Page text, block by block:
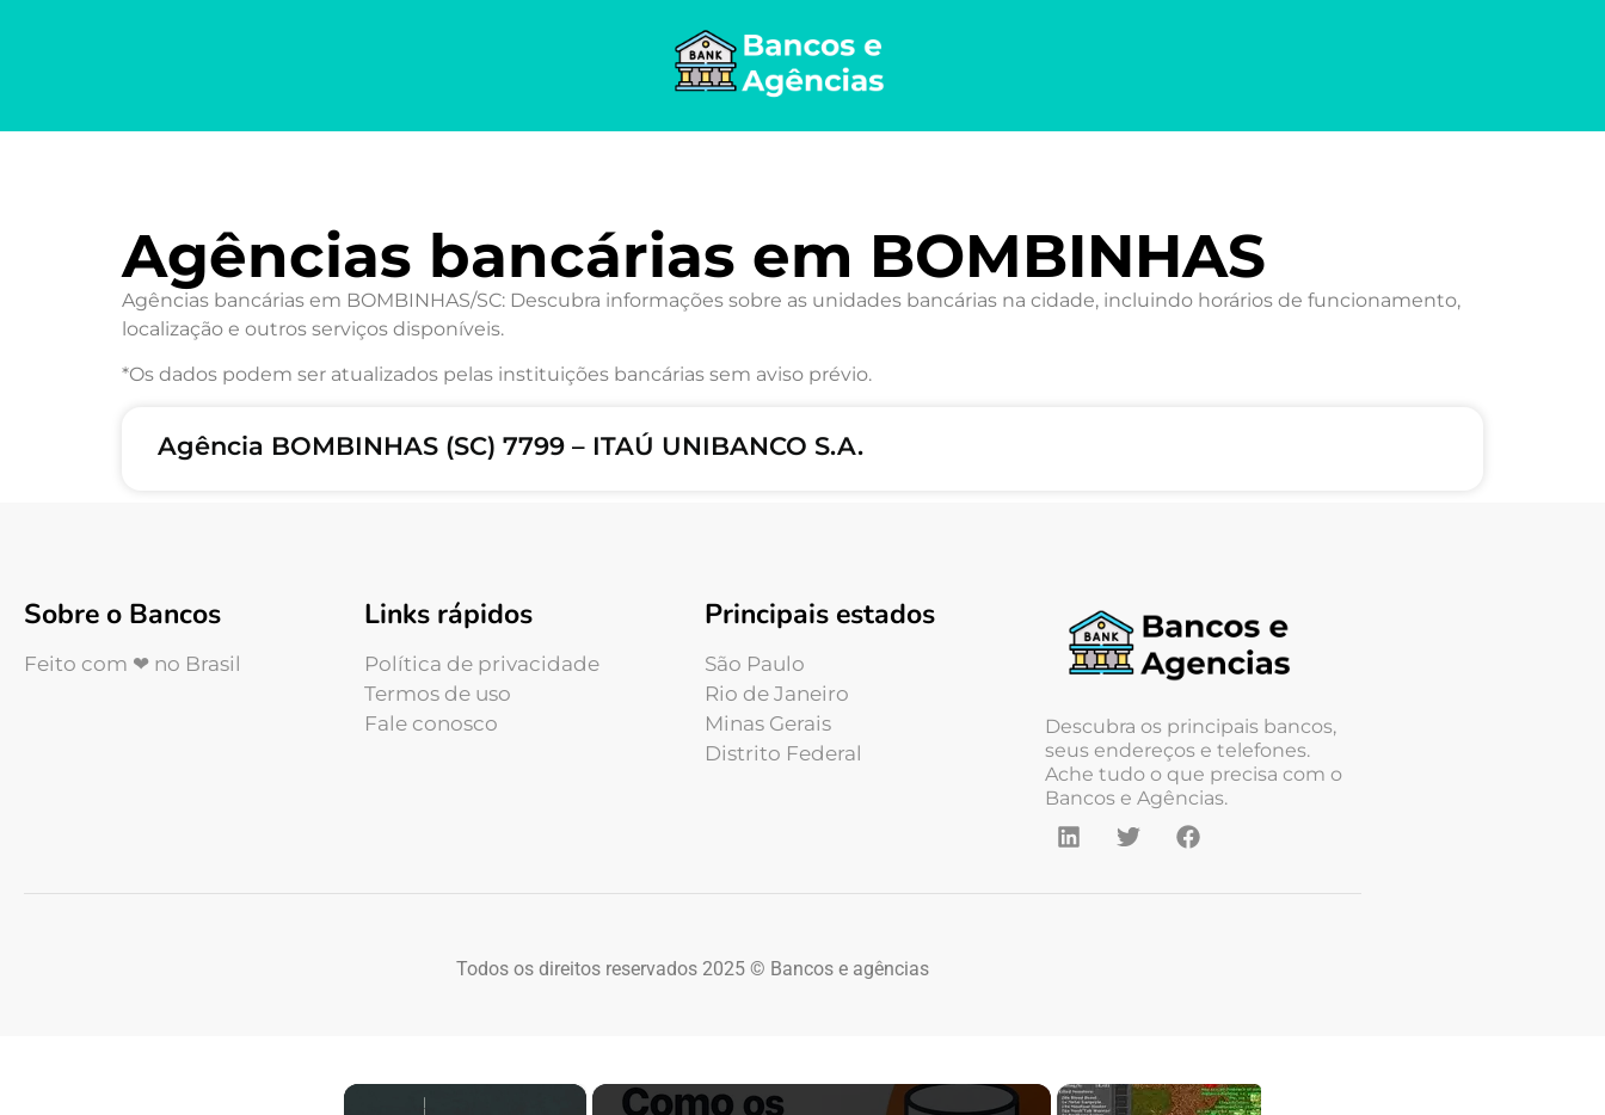
Agências bancárias em BOMBINHAS
Agências bancárias em BOMBINHAS/SC: Descubra informações sobre as unidades bancárias na cidade, incluindo horários de funcionamento,
localização e outros serviços disponíveis.
*Os dados podem ser atualizados pelas instituições bancárias sem aviso prévio.
Agência BOMBINHAS (SC) 7799 – ITAÚ UNIBANCO S.A.
Sobre o Bancos
Feito com ❤ no Brasil
Links rápidos
Política de privacidade
Termos de uso
Fale conosco
Principais estados
São Paulo
Rio de Janeiro
Minas Gerais
Distrito Federal
Descubra os principais bancos,
seus endereços e telefones.
Ache tudo o que precisa com o
Bancos e Agências.
Todos os direitos reservados 2025 © Bancos e agências
×